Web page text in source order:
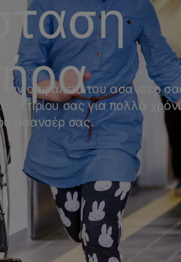
ασφάλεια του ασανσέρ
κτιρίου σας για πολλά
ασανσέρ σας.